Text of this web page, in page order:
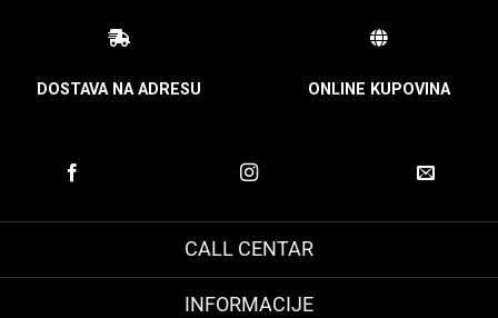
DOSTAVA NA ADRESU ONLINE KUPOVINA
CALL CENTAR
INFORMACIJE